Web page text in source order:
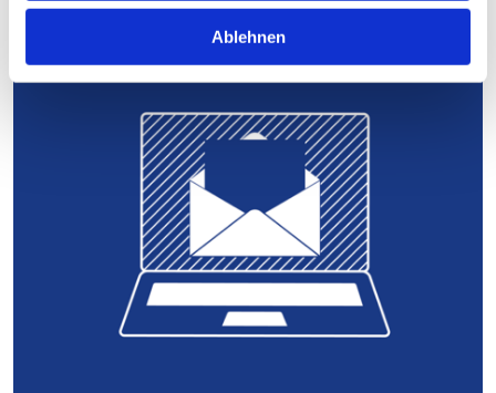
Ablehnen